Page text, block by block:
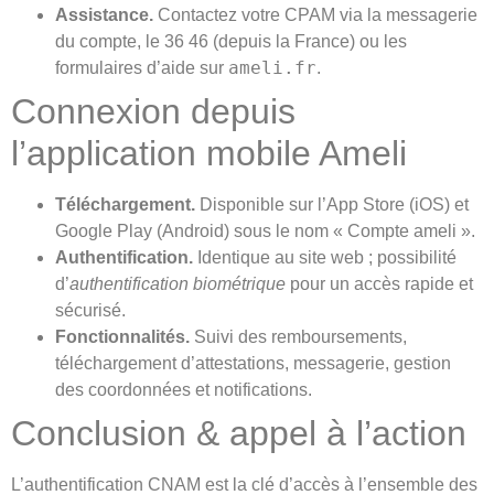
Assistance. Contactez votre CPAM via la messagerie
du compte, le 36 46 (depuis la France) ou les
formulaires d’aide sur ameli.fr.
Connexion depuis
l’application mobile Ameli
Téléchargement. Disponible sur l’App Store (iOS) et
Google Play (Android) sous le nom « Compte ameli ».
Authentification. Identique au site web ; possibilité
d’authentification biométrique pour un accès rapide et
sécurisé.
Fonctionnalités. Suivi des remboursements,
téléchargement d’attestations, messagerie, gestion
des coordonnées et notifications.
Conclusion & appel à l’action
L’authentification CNAM est la clé d’accès à l’ensemble des